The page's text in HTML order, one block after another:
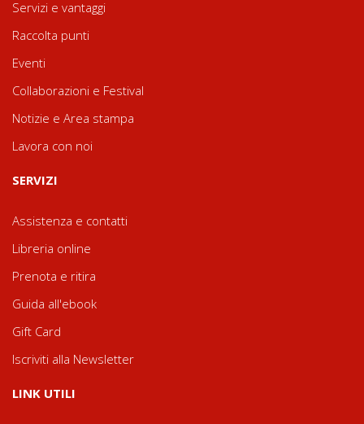
Servizi e vantaggi
Raccolta punti
Eventi
Collaborazioni e Festival
Notizie e Area stampa
Lavora con noi
SERVIZI
Assistenza e contatti
Libreria online
Prenota e ritira
Guida all'ebook
Gift Card
Iscriviti alla Newsletter
LINK UTILI